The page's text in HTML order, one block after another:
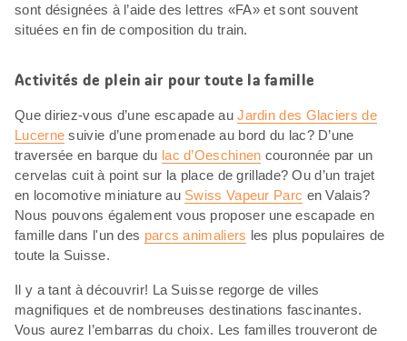
sont désignées à l’aide des lettres «FA» et sont souvent
situées en fin de composition du train.
Activités de plein air pour toute la famille
Que diriez-vous d’une escapade auJardin des Glaciers de
Lucerne suivie d’une promenade au bord du lac? D’une
traversée en barque du lac d’Oeschinen couronnée par un
cervelas cuit à point sur la place de grillade? Ou d’un trajet
en locomotive miniature au Swiss Vapeur Parc en Valais?
Nous pouvons également vous proposer une escapade en
famille dans l'un des parcs animaliers les plus populaires de
toute la Suisse.
Il y a tant à découvrir! La Suisse regorge de villes
magnifiques et de nombreuses destinations fascinantes.
Vous aurez l’embarras du choix. Les familles trouveront de